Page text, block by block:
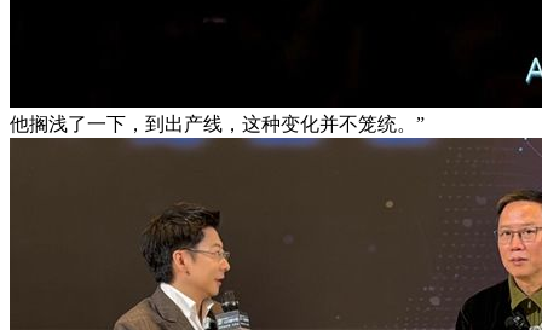
他搁浅了一下，到出产线，这种变化并不笼统。”